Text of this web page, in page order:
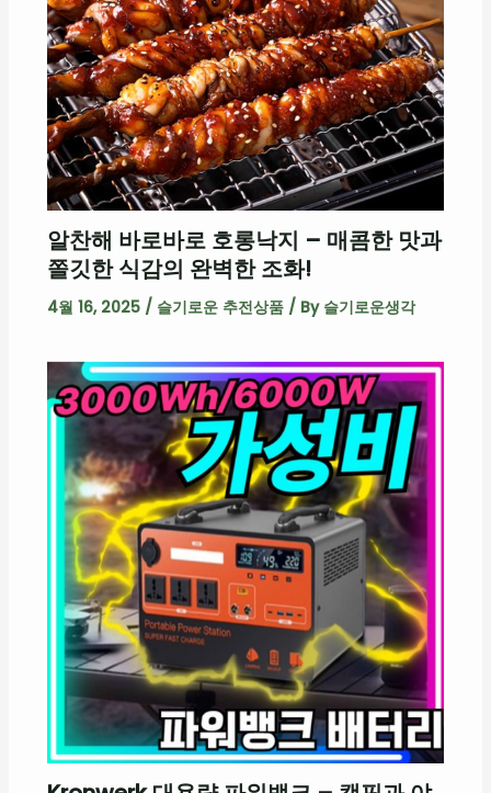
알찬해 바로바로 호롱낙지 – 매콤한 맛과
쫄깃한 식감의 완벽한 조화!
4월 16, 2025 / 슬기로운 추전상품/ By 슬기로운생각